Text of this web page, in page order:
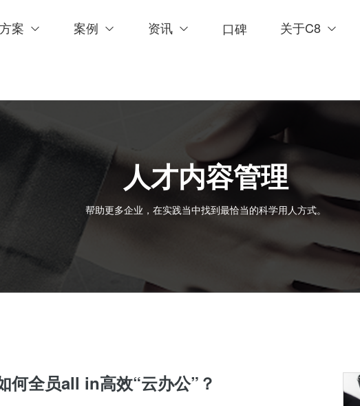
方案 案例 资讯 口碑 关于C8
人才内容管理
帮助更多企业，在实践当中找到最恰当的科学用人方式。
何全员all in高效“云办公”？